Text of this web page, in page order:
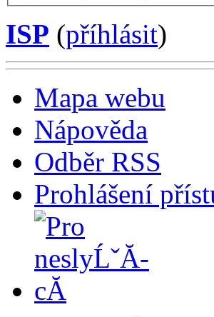
ISP (příhlásit)
Mapa webu
Nápověda
Odběr RSS
Prohlášení